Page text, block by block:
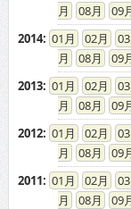
08
09
2014: 01 02 03
08
09
2013: 01 02 03
08
09
2012: 01 02 03
08
09
2011: 01 02 03
08
09